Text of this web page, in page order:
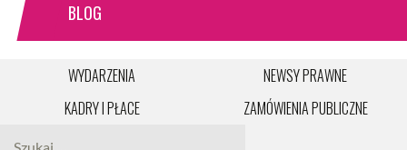
BLOG
WYDARZENIA
NEWSY PRAWNE
KADRY I PŁACE
ZAMÓWIENIA PUBLICZNE